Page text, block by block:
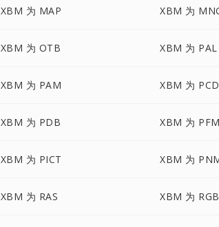
XBM 为 MAP XBM 为
XBM 为 OTB XBM 为 PAL
XBM 为 PAM XBM 为 PCD
XBM 为 PDB XBM 为 PFM
XBM 为 PICT XBM 为
XBM 为 RAS XBM 为 RGB